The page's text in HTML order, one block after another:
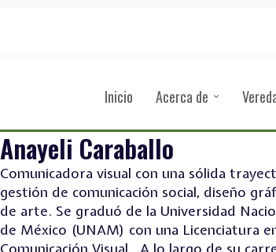
Inicio Acerca de
Anayeli Caraballo
Comunicadora visual con una sólida
gestión de comunicación social, diseño
de arte. Se graduó de la Universidad
de México (UNAM) con una Licenciatura